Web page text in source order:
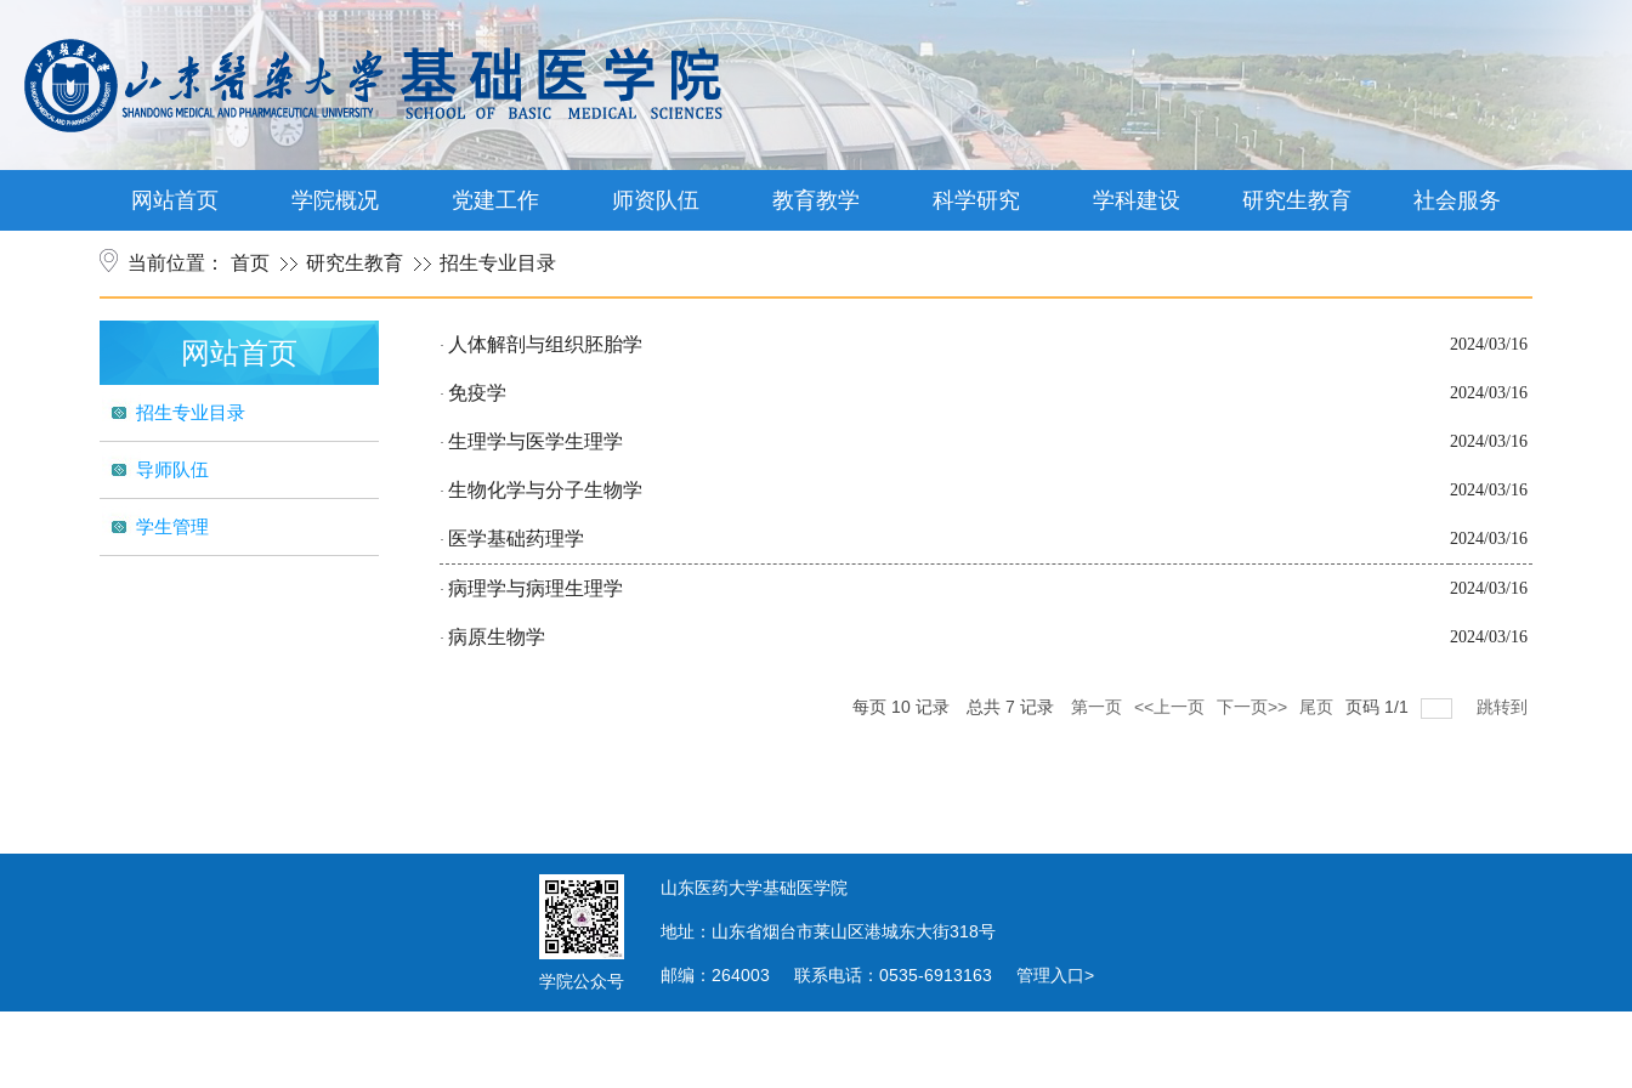
网站首页 学院概况 党建工作 师资队伍 教育教学 科学研究 学科建设 研究生教育 社会服务
当前位置： 首页 研究生教育 招生专业目录
网站首页
招生专业目录
导师队伍
学生管理
每页 10 记录 总共 7 记录 第一页 <<上一页 下一页>> 尾页 页码 1/1 跳转到
· 人体解剖与组织胚胎学 2024/03/16
· 免疫学 2024/03/16
· 生理学与医学生理学 2024/03/16
· 生物化学与分子生物学 2024/03/16
· 医学基础药理学 2024/03/16
· 病理学与病理生理学 2024/03/16
· 病原生物学 2024/03/16
学院公众号
山东医药大学基础医学院
地址：山东省烟台市莱山区港城东大街318号
邮编：264003 联系电话：0535-6913163 管理入口>